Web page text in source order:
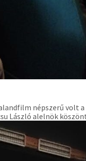
népszerű volt
László alelnök